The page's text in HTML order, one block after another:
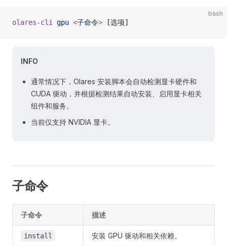
bash
olares-cli gpu <子命令> [选项]
INFO
通常情况下，Olares 安装脚本会自动检测显卡硬件和
CUDA 驱动，并根据检测结果自动安装、启用显卡相关
组件和服务。
当前仅支持 NVIDIA 显卡。
子命令
子命令 描述
install 安装 GPU 驱动和相关依赖。